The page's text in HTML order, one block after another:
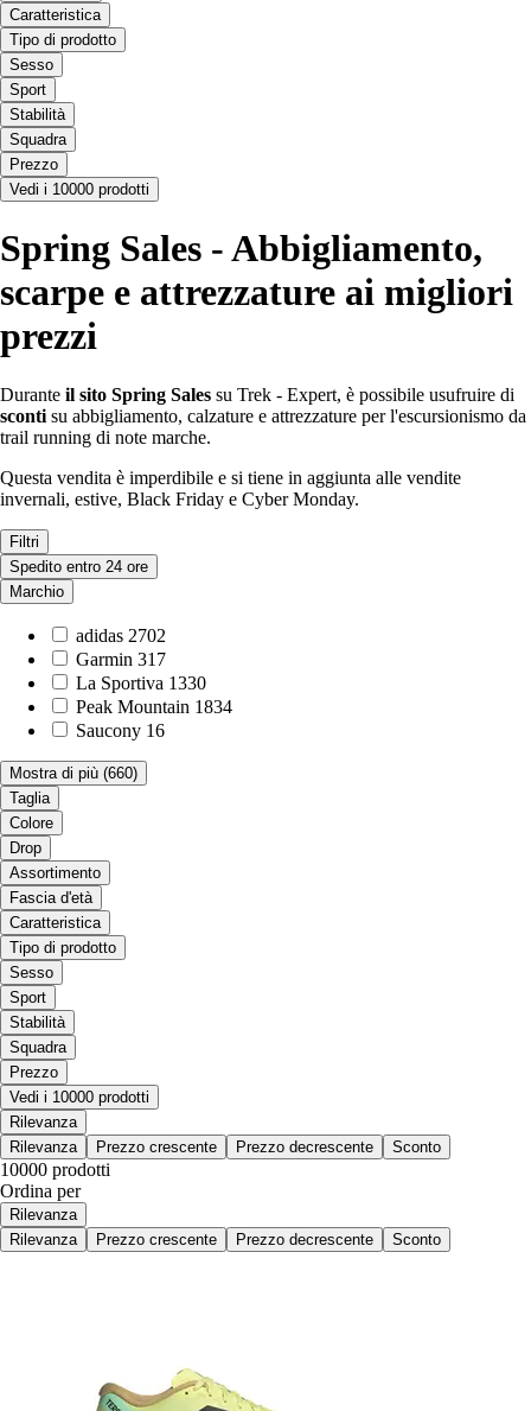
Caratteristica
Tipo di prodotto
Sesso
Sport
Stabilità
Squadra
Prezzo
Vedi i 10000 prodotti
Spring Sales - Abbigliamento,
scarpe e attrezzature ai migliori
prezzi
Durante il sito Spring Sales su Trek - Expert, è possibile usufruire di
sconti su abbigliamento, calzature e attrezzature per l'escursionismo da
trail running di note marche.
Questa vendita è imperdibile e si tiene in aggiunta alle vendite
invernali, estive, Black Friday e Cyber Monday.
Filtri
Spedito entro 24 ore
Marchio
adidas 2702
Garmin 317
La Sportiva 1330
Peak Mountain 1834
Saucony 16
Mostra di più (660)
Taglia
Colore
Drop
Assortimento
Fascia d'età
Caratteristica
Tipo di prodotto
Sesso
Sport
Stabilità
Squadra
Prezzo
Vedi i 10000 prodotti
Rilevanza
Rilevanza
Prezzo crescente Prezzo decrescente Sconto
10000 prodotti
Ordina per
Rilevanza
Rilevanza
Prezzo crescente Prezzo decrescente Sconto